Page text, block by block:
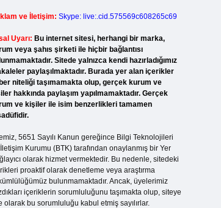
ve İletişim: Skype: live:.cid.575569c608265c69
Uyarı: Bu internet sitesi, herhangi bir marka,
veya şahıs şirketi ile hiçbir bağlantısı
Sitede yalnızca kendi hazırladığımız
paylaşılmaktadır. Burada yer alan içerikler
niteliği taşımamakta olup, gerçek kurum ve
hakkında paylaşım yapılmamaktadır. Gerçek
ve kişiler ile isim benzerlikleri tamamen
5651 Sayılı Kanun gereğince Bilgi Teknolojileri
Kurumu (BTK) tarafından onaylanmış bir Yer
olarak hizmet vermektedir. Bu nedenle, sitedeki
proaktif olarak denetleme veya araştırma
bulunmamaktadır. Ancak, üyelerimiz
içeriklerin sorumluluğunu taşımakta olup, siteye
olarak bu sorumluluğu kabul etmiş sayılırlar.